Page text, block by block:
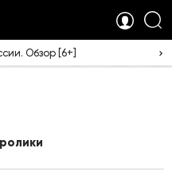
Обзор [6+]